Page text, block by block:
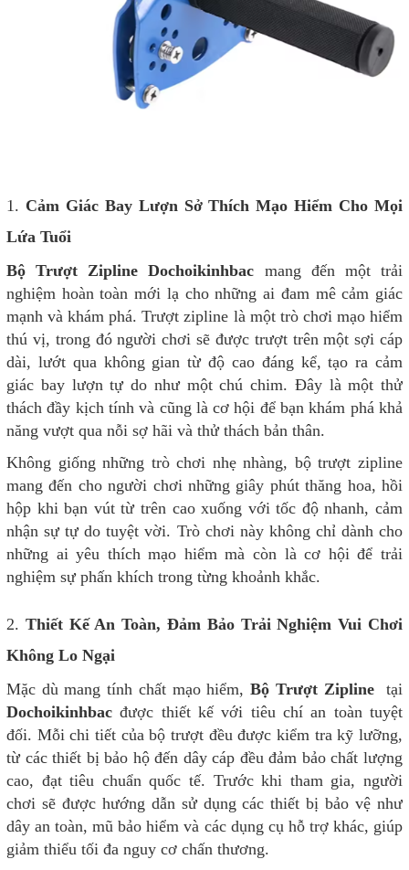
1. Cảm Giác Bay Lượn Sở Thích Mạo Hiểm Cho Mọi
Lứa Tuổi
Bộ Trượt Zipline Dochoikinhbac mang đến một trải
nghiệm hoàn toàn mới lạ cho những ai đam mê cảm giác
mạnh và khám phá. Trượt zipline là một trò chơi mạo hiểm
thú vị, trong đó người chơi sẽ được trượt trên một sợi cáp
dài, lướt qua không gian từ độ cao đáng kể, tạo ra cảm
giác bay lượn tự do như một chú chim. Đây là một thử
thách đầy kịch tính và cũng là cơ hội để bạn khám phá khả
năng vượt qua nỗi sợ hãi và thử thách bản thân.
Không giống những trò chơi nhẹ nhàng, bộ trượt zipline
mang đến cho người chơi những giây phút thăng hoa, hồi
hộp khi bạn vút từ trên cao xuống với tốc độ nhanh, cảm
nhận sự tự do tuyệt vời. Trò chơi này không chỉ dành cho
những ai yêu thích mạo hiểm mà còn là cơ hội để trải
nghiệm sự phấn khích trong từng khoảnh khắc.
2. Thiết Kế An Toàn, Đảm Bảo Trải Nghiệm Vui Chơi
Không Lo Ngại
Mặc dù mang tính chất mạo hiểm,Bộ Trượt Zipline
tại
Dochoikinhbac được thiết kế với tiêu chí an toàn tuyệt
đối. Mỗi chi tiết của bộ trượt đều được kiểm tra kỹ lưỡng,
từ các thiết bị bảo hộ đến dây cáp đều đảm bảo chất lượng
cao, đạt tiêu chuẩn quốc tế. Trước khi tham gia, người
chơi sẽ được hướng dẫn sử dụng các thiết bị bảo vệ như
dây an toàn, mũ bảo hiểm và các dụng cụ hỗ trợ khác, giúp
giảm thiểu tối đa nguy cơ chấn thương.